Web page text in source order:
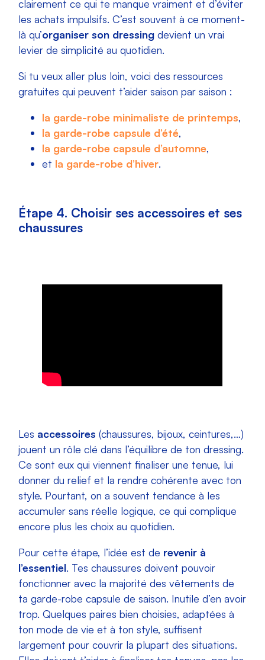
clairement ce qui te manque vraiment et d’éviter
les achats impulsifs. C’est souvent à ce moment-
là qu’organiser son dressing devient un vrai
levier de simplicité au quotidien.
Si tu veux aller plus loin, voici des ressources
gratuites qui peuvent t’aider saison par saison :
la garde-robe minimaliste de printemps,
la garde-robe capsule d’été,
la garde-robe capsule d’automne,
et la garde-robe d’hiver.
Étape 4. Choisir ses accessoires et ses
chaussures
Les accessoires (chaussures, bijoux, ceintures,…)
jouent un rôle clé dans l’équilibre de ton dressing.
Ce sont eux qui viennent finaliser une tenue, lui
donner du relief et la rendre cohérente avec ton
style. Pourtant, on a souvent tendance à les
accumuler sans réelle logique, ce qui complique
encore plus les choix au quotidien.
Pour cette étape, l’idée est de revenir à
l’essentiel. Tes chaussures doivent pouvoir
fonctionner avec la majorité des vêtements de
ta garde-robe capsule de saison. Inutile d’en avoir
trop. Quelques paires bien choisies, adaptées à
ton mode de vie et à ton style, suffisent
largement pour couvrir la plupart des situations.